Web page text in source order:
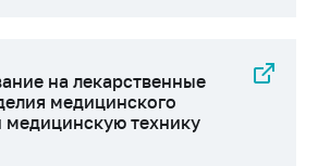
на лекарственные
медицинского
медицинскую технику